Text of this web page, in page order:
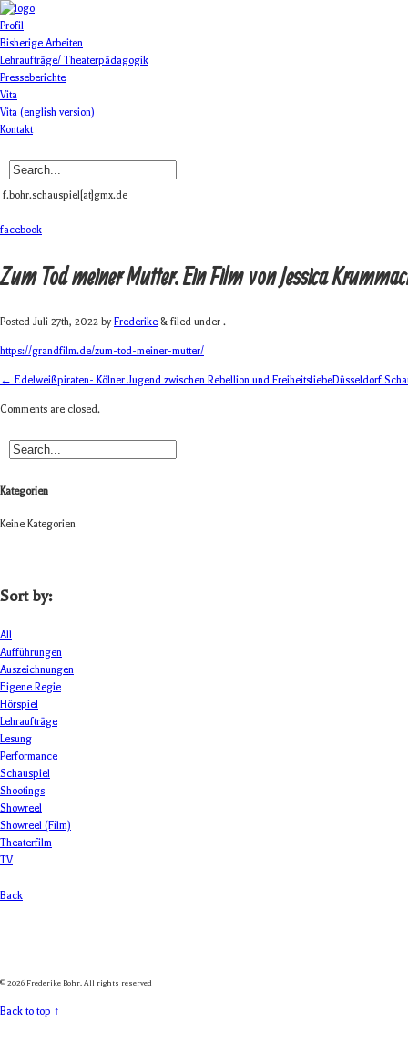
Profil
Bisherige Arbeiten
Lehraufträge/ Theaterpädagogik
Presseberichte
Vita
Vita (english version)
Kontakt
f.bohr.schauspiel[at]gmx.de
facebook
Zum Tod meiner Mutter. Ein Film von Jessica
Posted Juli 27th, 2022 byFrederike & filed under .
https://grandfilm.de/zum-tod-meiner-mutter/
← Edelweißpiraten- Kölner Jugend zwischen Rebellion und FreiheitsliebeDüsseldorf
Comments are closed.
Kategorien
Keine Kategorien
Sort by:
All
Aufführungen
Auszeichnungen
Eigene Regie
Hörspiel
Lehraufträge
Lesung
Performance
Schauspiel
Shootings
Showreel
Showreel (Film)
Theaterfilm
TV
Back
© 2026 Frederike Bohr. All rights reserved
Back to top ↑